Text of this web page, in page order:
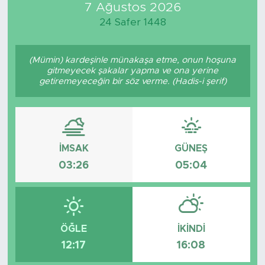
7 Ağustos 2026
24 Safer 1448
(Mümin) kardeşinle münakaşa etme, onun hoşuna
gitmeyecek şakalar yapma ve ona yerine
getiremeyeceğin bir söz verme. (Hadis-i şerif)
İMSAK
03:26
GÜNEŞ
05:04
ÖĞLE
12:17
İKINDI
16:08